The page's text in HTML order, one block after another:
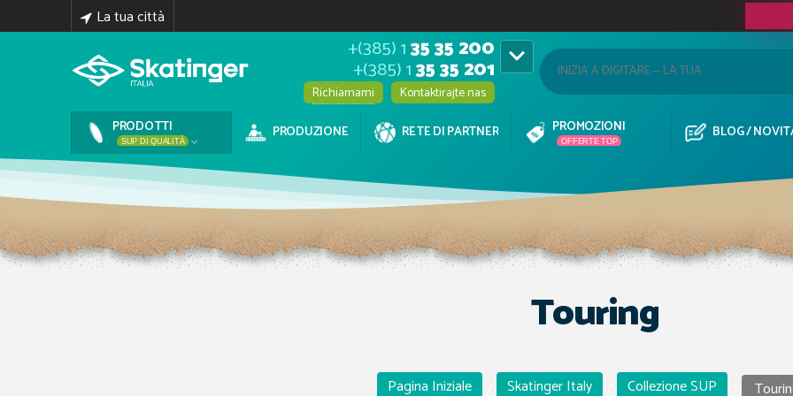
La tua città
+(385) 135 35 200
+(385) 135 35 201 
Richiamami Kontaktirajte nas
PRODOTTI
SUP DI QUALITÀ  PRODUZIONE RETE DI PARTNER PROMOZIONI
OFFERTE TOP BLOG /
Touring
Pagina Iniziale Skatinger Italy Collezione SUP